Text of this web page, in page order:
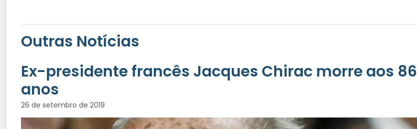
Outras Notícias
Ex-presidente francês Jacques Chirac morre aos 86
anos
26 de setembro de 2019